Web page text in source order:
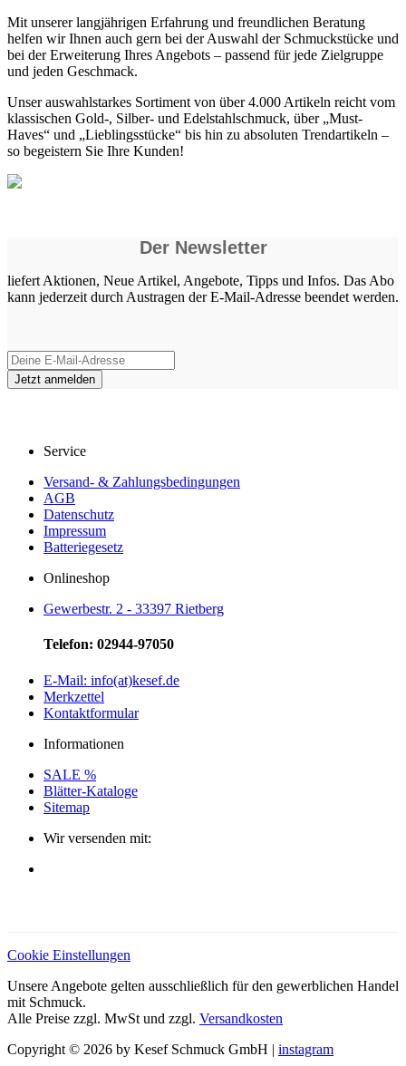
Mit unserer langjährigen Erfahrung und freundlichen Beratung
helfen wir Ihnen auch gern bei der Auswahl der Schmuckstücke und
bei der Erweiterung Ihres Angebots – passend für jede Zielgruppe
und jeden Geschmack.
Unser auswahlstarkes Sortiment von über 4.000 Artikeln reicht vom
klassischen Gold-, Silber- und Edelstahlschmuck, über „Must-
Haves“ und „Lieblingsstücke“ bis hin zu absoluten Trendartikeln –
so begeistern Sie Ihre Kunden!
Der Newsletter
liefert Aktionen, Neue Artikel, Angebote, Tipps und Infos. Das Abo
kann jederzeit durch Austragen der E-Mail-Adresse beendet werden.
Service
Versand- & Zahlungsbedingungen
AGB
Datenschutz
Impressum
Batteriegesetz
Onlineshop
Gewerbestr. 2 - 33397 Rietberg
Telefon: 02944-97050
E-Mail: info(at)kesef.de
Merkzettel
Kontaktformular
Informationen
SALE %
Blätter-Kataloge
Sitemap
Wir versenden mit:
Cookie Einstellungen
Unsere Angebote gelten ausschließlich für den gewerblichen Handel
mit Schmuck.
Alle Preise zzgl. MwSt und zzgl. Versandkosten
Copyright © 2026 by Kesef Schmuck GmbH | instagram